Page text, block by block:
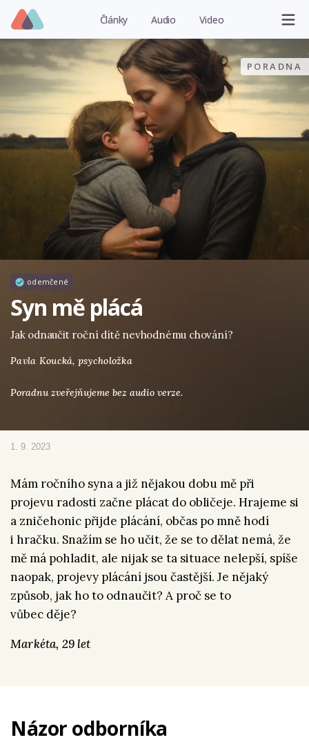
Články Audio Video
PORADNA
odemčené
Syn mě plácá
Jak odnaučit roční dítě nevhodnému chování?
Pavla Koucká, psycholožka
Poradnu zveřejňujeme bez audio verze.
1. 9. 2023
Mám ročního syna a již nějakou dobu mě při
projevu radosti začne plácat do obličeje. Hrajeme si
a zničehonic přijde plácání, občas po mně hodí
i hračku. Snažím se ho učit, že se to dělat nemá, že
mě má pohladit, ale nijak se ta situace nelepší, spíše
naopak, projevy plácání jsou častější. Je nějaký
způsob, jak ho to odnaučit? A proč se to
vůbec děje?
Markéta, 29 let
Názor odborníka